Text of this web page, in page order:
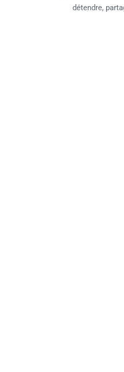
détendre,